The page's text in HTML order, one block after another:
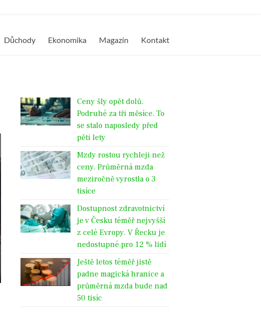
Důchody Ekonomika Magazín Kontakt
Ceny šly opět dolů.
Podruhé za tři měsíce. To
se stalo naposledy před
pěti lety
Mzdy rostou rychleji než
ceny. Průměrná mzda
meziročně vyrostla o 3
tisíce
Dostupnost zdravotnictví
je v Česku téměř nejvyšší
z celé Evropy. V Řecku je
nedostupné pro 12 % lidí
Ještě letos téměř jistě
padne magická hranice a
průměrná mzda bude nad
50 tisíc